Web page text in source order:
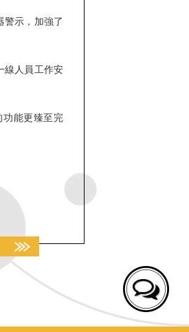
警示，加強了
線人員工作安
功能更臻至完